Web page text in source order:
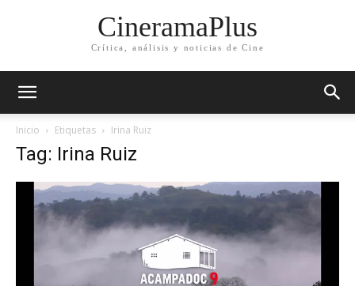
CineramaPlus
Crítica, análisis y noticias de Cine
Inicio Etiquetas Irina Ruiz
Tag: Irina Ruiz